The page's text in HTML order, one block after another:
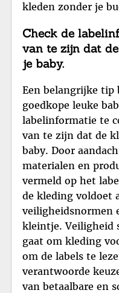
kleden zonder je
Check de
van te zijn dat
je baby.
Een belangrijke tip
goedkope leuke
labelinformatie te
van te zijn dat de
baby. Door
materialen en
vermeld op het
de kleding voldoet
veiligheidsnormen
kleintje. Veiligheid
gaat om kleding
om de labels te
verantwoorde
van betaalbare en